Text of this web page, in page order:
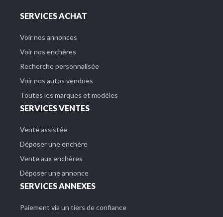
SERVICES ACHAT
Voir nos annonces
Voir nos enchères
Recherche personnalisée
Voir nos autos vendues
Toutes les marques et modèles
SERVICES VENTES
Vente assistée
Déposer une enchère
Vente aux enchères
Déposer une annonce
SERVICES ANNEXES
Paiement via un tiers de confiance